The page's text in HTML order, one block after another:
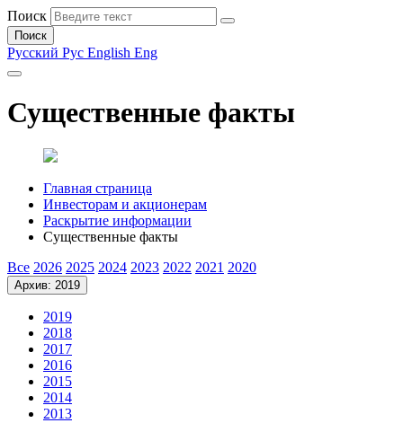
Поиск
Поиск
Русский Рус English Eng
Существенные факты
Главная страница
Инвесторам и акционерам
Раскрытие информации
Существенные факты
Все 2026 2025 2024 2023 2022 2021 2020
Архив: 2019
2019
2018
2017
2016
2015
2014
2013